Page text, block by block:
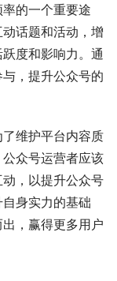
的一个重要途
话题和活动，增
度和影响力。通
，提升公众号的
维护平台内容质
众号运营者应该
，以提升公众号
身实力的基础
，赢得更多用户